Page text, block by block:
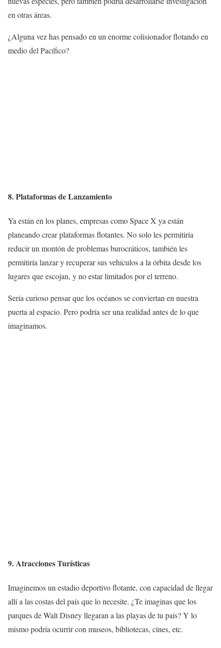
en otras áreas.
¿Alguna vez has pensado en un enorme colisionador flotando en
medio del Pacífico?
8. Plataformas de Lanzamiento
Ya están en los planes, empresas como Space X ya están
planeando crear plataformas flotantes. No solo les permitiría
reducir un montón de problemas burocráticos, también les
permitiría lanzar y recuperar sus vehículos a la órbita desde los
lugares que escojan, y no estar limitados por el terreno.
Sería curioso pensar que los océanos se conviertan en nuestra
puerta al espacio. Pero podría ser una realidad antes de lo que
imaginamos.
9. Atracciones Turísticas
Imaginemos un estadio deportivo flotante, con capacidad de llegar
allí a las costas del país que lo necesite. ¿Te imaginas que los
parques de Walt Disney llegaran a las playas de tu país? Y lo
mismo podría ocurrir con museos, bibliotecas, cines, etc.